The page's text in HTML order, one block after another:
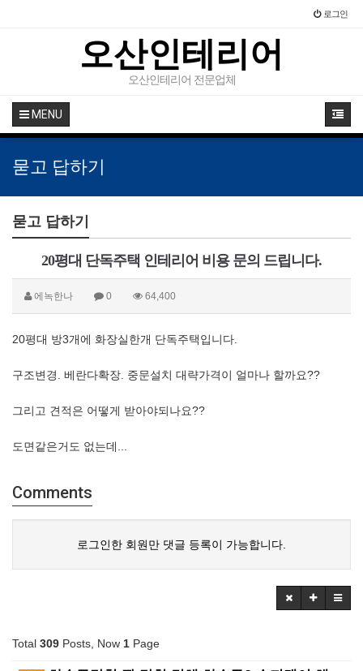
로그인
오산인테리어
오산인테리어 전문업체
MENU
묻고 답하기
묻고 답하기
20평대 단독주택 인테리어 비용 문의 드립니다.
에녹한나 0 64,400
20평대 방3개에 화장실한개 단독주택입니다.
구조변경. 베란다확장. 중문설치 대략가격이 얼마나 할까요??
그리고 견적은 어떻게 받아야되나요??
도면같은거도 없는데...
Comments
로그인한 회원만 댓글 등록이 가능합니다.
Total 309 Posts, Now 1 Page